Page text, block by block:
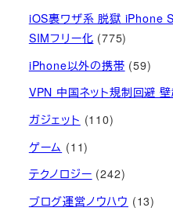
iOS裏ワザ系 脱獄 iPhone
SIMフリー化 (775)
iPhone以外の携帯 (59)
VPN 中国ネット規制回避
ガジェット (110)
ゲーム (11)
テクノロジー (242)
ブログ運営ノウハウ (13)